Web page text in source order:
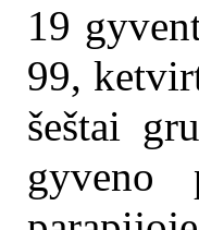
19
99,
šeštai
gyveno